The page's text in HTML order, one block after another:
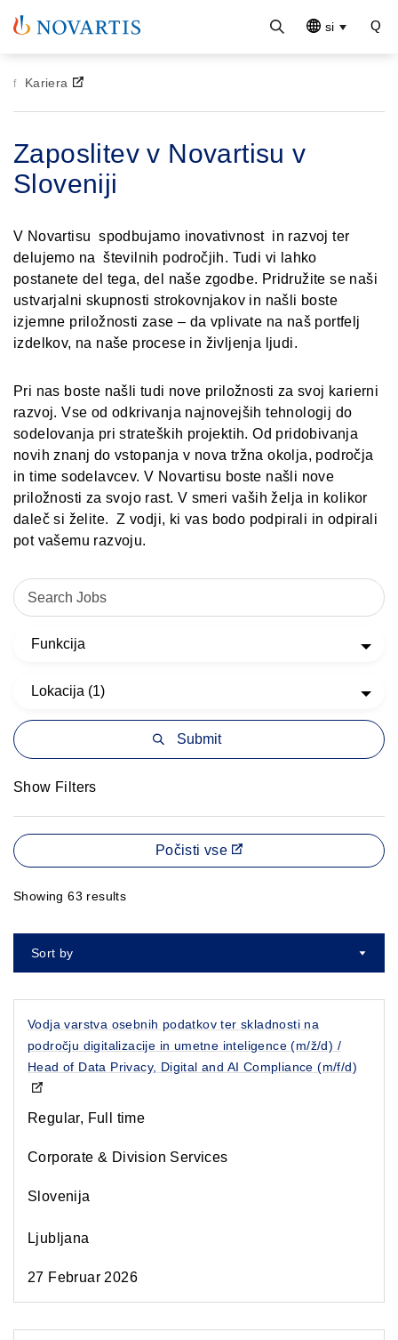
si
Kariera
Zaposlitev v Novartisu v
Sloveniji
V Novartisu spodbujamo inovativnost in razvoj ter
delujemo na številnih področjih. Tudi vi lahko
postanete del tega, del naše zgodbe. Pridružite se naši
ustvarjalni skupnosti strokovnjakov in našli boste
izjemne priložnosti zase – da vplivate na naš portfelj
izdelkov, na naše procese in življenja ljudi.
Pri nas boste našli tudi nove priložnosti za svoj karierni
razvoj. Vse od odkrivanja najnovejših tehnologij do
sodelovanja pri strateških projektih. Od pridobivanja
novih znanj do vstopanja v nova tržna okolja, področja
in time sodelavcev. V Novartisu boste našli nove
priložnosti za svojo rast. V smeri vaših želja in kolikor
daleč si želite. Z vodji, ki vas bodo podpirali in odpirali
pot vašemu razvoju.
Funkcija
Lokacija (1)
Show Filters
Počisti vse
Showing 63 results
Sort by Sort
Vodja varstva osebnih podatkov ter skladnosti na
področju digitalizacije in umetne inteligence (m/ž/d) /
Head of Data Privacy, Digital and AI Compliance (m/f/d)
Regular, Full time
Corporate & Division Services
Slovenija
Ljubljana
27 Februar 2026